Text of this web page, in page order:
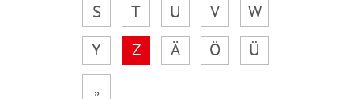
S
T U V
W
Y
Z Ä Ö
Ü
„